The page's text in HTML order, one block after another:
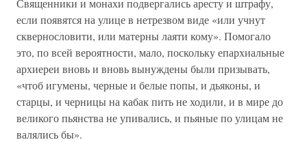
Священники и монахи подвергались аресту и штрафу,
если появятся на улице в нетрезвом виде «или учнут
сквернословити, или матерны лаяти кому». Помогало
это, по всей вероятности, мало, поскольку епархиальные
архиереи вновь и вновь вынуждены были призывать,
«чтоб игумены, черные и белые попы, и дьяконы, и
старцы, и черницы на кабак пить не ходили, и в мире до
великого пьянства не упивались, и пьяные по улицам не
валялись бы».